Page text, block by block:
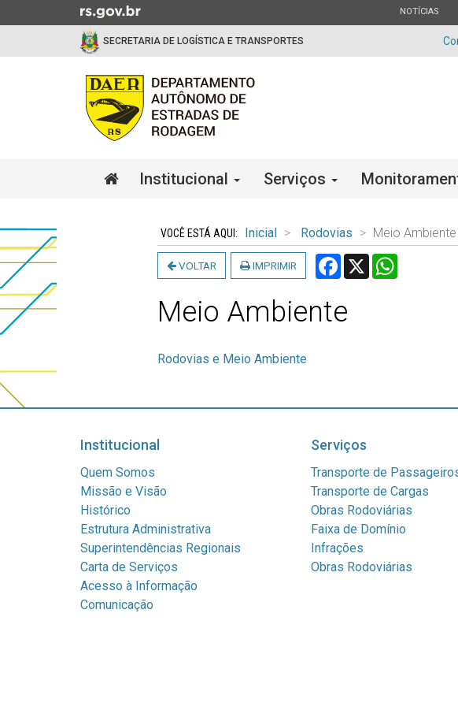
para
ESTADO
NOTÍCIAS
SECRETARIA DE LOGÍSTICA E TRANSPORTES
Institucional Serviços
do
conteúdo
Inicial Rodovias Meio Ambiente
VOLTAR IMPRIMIR Facebook
X WhatsApp
Meio Ambiente
Rodovias e Meio Ambiente
Institucional
Quem Somos
Missão e Visão
Histórico
Estrutura Administrativa
Superintendências Regionais
Carta de Serviços
Acesso à Informação
Comunicação
Serviços
Transporte de
Transporte de Cargas
Obras Rodoviárias
Faixa de Domínio
Infrações
Obras Rodoviárias